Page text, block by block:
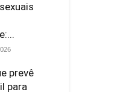
prevê
para